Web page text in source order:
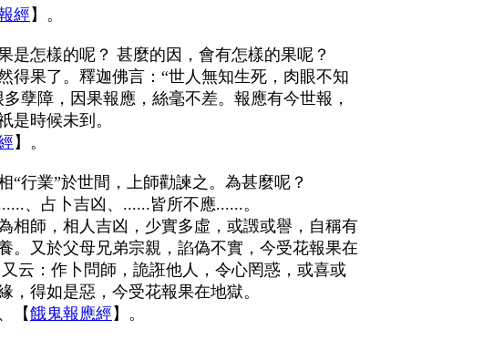
經】 。
是怎樣的呢？ 甚麼的因，會有怎樣的果呢？
得果了。釋迦佛言：“世人無知生死，肉眼不知
孽障，因果報應，絲毫不差。報應有今世報，
是時候未到。
】 。
“行業”於世間，上師勸諫之。為甚麼呢？
、占卜吉凶、......皆所不應......。
相師，相人吉凶，少實多虛，或譭或譽，自稱有
。又於父母兄弟宗親，諂偽不實，今受花報果在
云：作卜問師，詭誑他人，令心罔惑，或喜或
，得如是惡，今受花報果在地獄。
【餓鬼報應經 】。